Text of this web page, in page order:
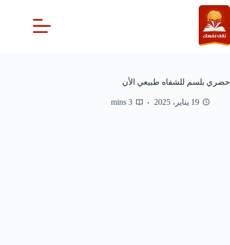
التجاوز
إلى
المحتوى
حضري بلسم للشفاه طبيعي الأن
19 يناير، 2025 3 mins